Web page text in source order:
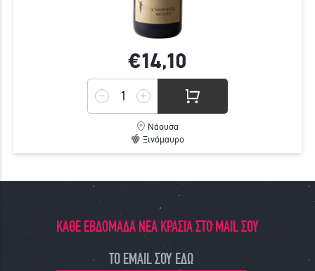
€14,10
Νάουσα
Ξινόμαυρο
ΚΑΘΕ ΕΒΔΟΜΑΔΑ ΝΕΑ ΚΡΑΣΙΑ ΣΤΟ MAIL ΣΟΥ